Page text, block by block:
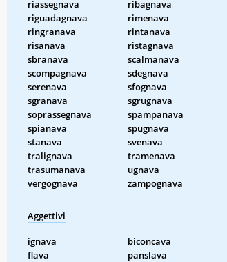
riassegnava
ribagnava
riguadagnava
rimenava
ringranava
rintanava
risanava
ristagnava
sbranava
scalmanava
scompagnava
sdegnava
serenava
sfognava
sgranava
sgrugnava
soprassegnava
spampanava
spianava
spugnava
stanava
svenava
tralignava
tramenava
trasumanava
ugnava
vergognava
zampognava
Aggettivi
ignava biconcava
flava
panslava